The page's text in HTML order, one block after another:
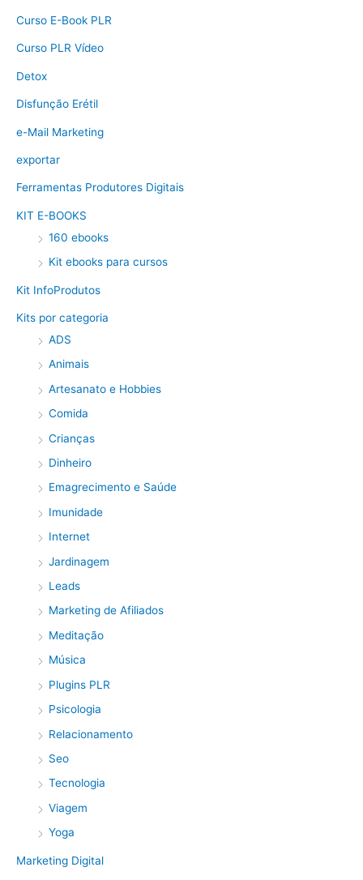
Curso E-Book PLR
Curso PLR Vídeo
Detox
Disfunção Erétil
e-Mail Marketing
exportar
Ferramentas Produtores Digitais
KIT E-BOOKS
160 ebooks
Kit ebooks para cursos
Kit InfoProdutos
Kits por categoria
ADS
Animais
Artesanato e Hobbies
Comida
Crianças
Dinheiro
Emagrecimento e Saúde
Imunidade
Internet
Jardinagem
Leads
Marketing de Afiliados
Meditação
Música
Plugins PLR
Psicologia
Relacionamento
Seo
Tecnologia
Viagem
Yoga
Marketing Digital